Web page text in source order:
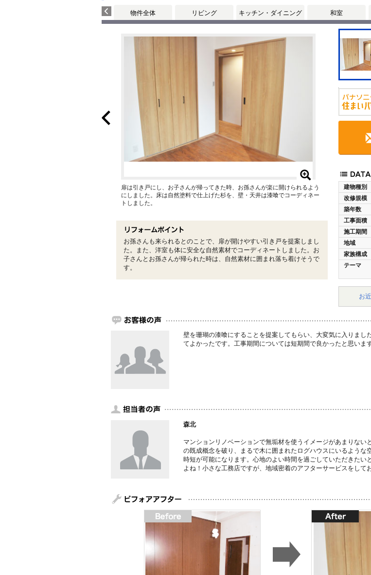
物件全体 リビング キッチン・ダイニング 和室
建物種別
改修規模
築年数
工事面積
施工期間
地域
家族構成
テーマ
お
扉は引き戸にし、お子さんが帰ってきた時、お孫さんが楽に開けられるよう
にしました。床は自然塗料で仕上げた杉を、壁・天井は漆喰でコーディネー
トしました。
お孫さんも来られるとのことで、扉が開けやすい引き戸を提案しまし
た。また、洋室も体に安全な自然素材でコーディネートしました。お
子さんとお孫さんが帰られた時は、自然素材に囲まれ落ち着けそうで
す。
壁を珊瑚の漆喰にすることを提案してもらい、大変気に入りま
てよかったです。工事期間については短期間で良かったと思いま
森北
マンションリノベーションで無垢材を使うイメージがあまりな
の既成概念を破り、まるで木に囲まれたログハウスにいるよう
時短が可能になります。心地のよい時間を過ごしていただきた
よね！小さな工務店ですが、地域密着のアフターサービスをして